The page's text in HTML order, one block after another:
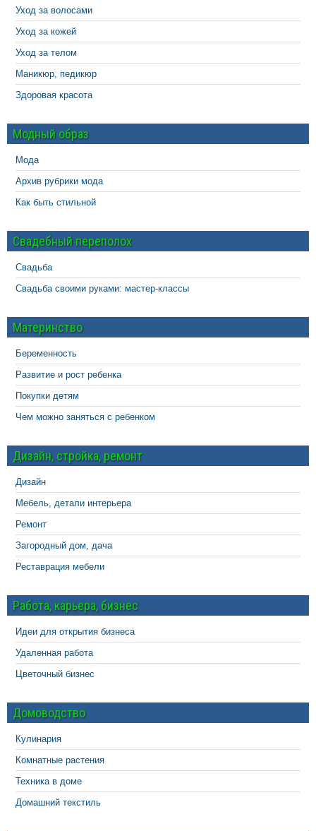
Уход за волосами
Уход за кожей
Уход за телом
Маникюр, педикюр
Здоровая красота
Модный образ
Мода
Архив рубрики мода
Как быть стильной
Свадебный переполох
Свадьба
Свадьба своими руками: мастер-классы
Материнство
Беременность
Развитие и рост ребенка
Покупки детям
Чем можно заняться с ребенком
Дизайн, стройка, ремонт
Дизайн
Мебель, детали интерьера
Ремонт
Загородный дом, дача
Реставрация мебели
Работа, карьера, бизнес
Идеи для открытия бизнеса
Удаленная работа
Цветочный бизнес
Домоводство
Кулинария
Комнатные растения
Техника в доме
Домашний текстиль